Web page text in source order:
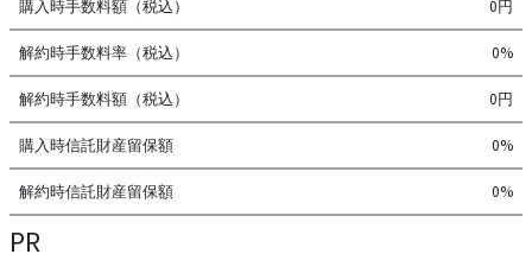
購入時手数料額（税込） 0円
解約時手数料率（税込） 0%
解約時手数料額（税込） 0円
購入時信託財産留保額 0%
解約時信託財産留保額 0%
PR